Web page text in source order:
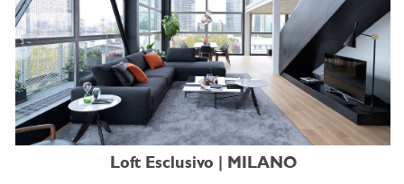
Loft Esclusivo | MILANO